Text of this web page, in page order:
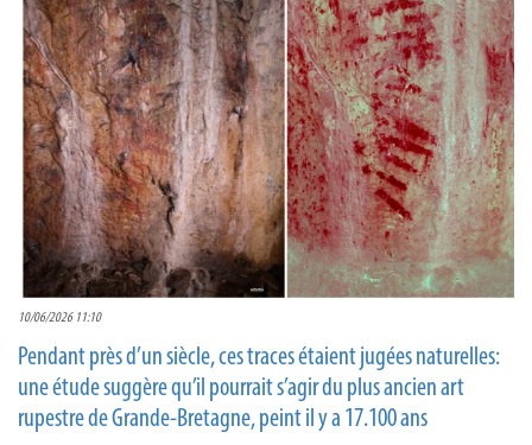
10/06/2026 11:10
Pendant près d’un siècle, ces traces étaient jugées naturelles:
une étude suggère qu’il pourrait s’agir du plus ancien art
rupestre de Grande-Bretagne, peint il y a 17.100 ans